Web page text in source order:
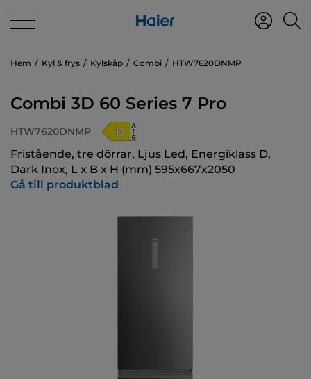
Hem Kyl & frys Kylskåp Combi HTW7620DNMP
Combi 3D 60 Series 7 Pro
HTW7620DNMP
Fristående, tre dörrar, Ljus Led, Energiklass D,
Dark Inox, L x B x H (mm) 595x667x2050
Gå till produktblad